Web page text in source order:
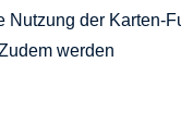
der Karten-
werden